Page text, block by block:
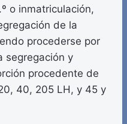
o inmatriculación,
de la
procederse por
segregación y
procedente de
40, 205 LH, y 45 y